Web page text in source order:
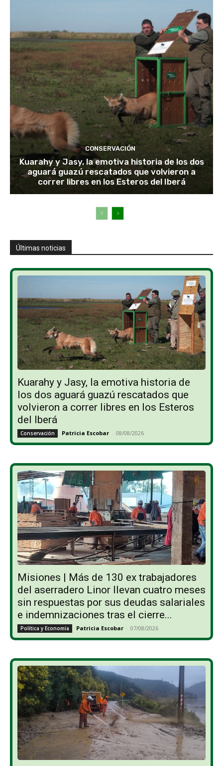
CONSERVACIÓN
Kuarahy y Jasy, la emotiva historia de los dos
aguará guazú rescatados que volvieron a
correr libres en los Esteros del Iberá
Últimas noticias
Kuarahy y Jasy, la emotiva historia de
los dos aguará guazú rescatados que
volvieron a correr libres en los Esteros
del Iberá
Conservación Patricia Escobar - 08/08/2026
Misiones | Más de 130 ex trabajadores
del aserradero Linor llevan cuatro meses
sin respuestas por sus deudas salariales
e indemnizaciones tras el cierre...
Política y Economía Patricia Escobar - 07/08/2026